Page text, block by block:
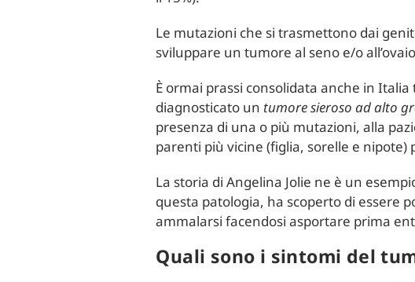
Le mutazioni che si trasmettono dai
sviluppare un tumore al seno e/o
È ormai prassi consolidata anche in
diagnosticato untumore sieroso ad alto
presenza di una o più mutazioni, alla
parenti più vicine (figlia, sorelle e
La storia di Angelina Jolie ne è un
questa patologia, ha scoperto di essere
ammalarsi facendosi asportare prima
Quali sono i sintomi del